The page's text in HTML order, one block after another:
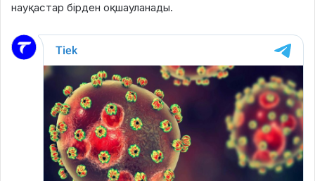
науқастар бірден оқшауланады.